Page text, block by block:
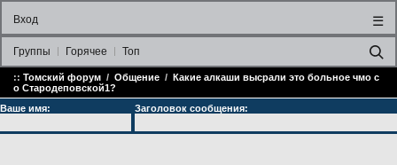
Вход ☰
Группы Горячее Топ
:: Томский форум / Общение / Какие алкаши высрали это больное чмо с
о Стародеповской1?
Ваше имя:
Заголовок сообщения: